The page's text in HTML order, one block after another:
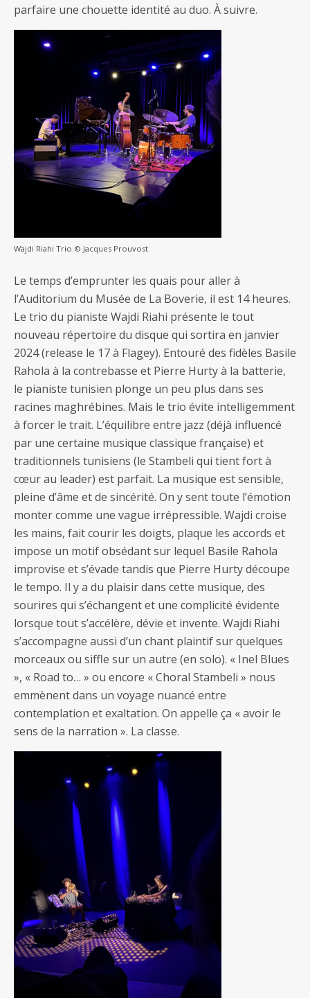
parfaire une chouette identité au duo. À suivre.
Wajdi Riahi Trio © Jacques Prouvost
Le temps d’emprunter les quais pour aller à
l’Auditorium du Musée de La Boverie, il est 14 heures.
Le trio du pianiste Wajdi Riahi présente le tout
nouveau répertoire du disque qui sortira en janvier
2024 (release le 17 à Flagey). Entouré des fidèles Basile
Rahola à la contrebasse et Pierre Hurty à la batterie,
le pianiste tunisien plonge un peu plus dans ses
racines maghrébines. Mais le trio évite intelligemment
à forcer le trait. L’équilibre entre jazz (déjà influencé
par une certaine musique classique française) et
traditionnels tunisiens (le Stambeli qui tient fort à
cœur au leader) est parfait. La musique est sensible,
pleine d’âme et de sincérité. On y sent toute l’émotion
monter comme une vague irrépressible. Wajdi croise
les mains, fait courir les doigts, plaque les accords et
impose un motif obsédant sur lequel Basile Rahola
improvise et s’évade tandis que Pierre Hurty découpe
le tempo. Il y a du plaisir dans cette musique, des
sourires qui s’échangent et une complicité évidente
lorsque tout s’accélère, dévie et invente. Wajdi Riahi
s’accompagne aussi d’un chant plaintif sur quelques
morceaux ou siffle sur un autre (en solo). « Inel Blues
», « Road to… » ou encore « Choral Stambeli » nous
emmènent dans un voyage nuancé entre
contemplation et exaltation. On appelle ça « avoir le
sens de la narration ». La classe.